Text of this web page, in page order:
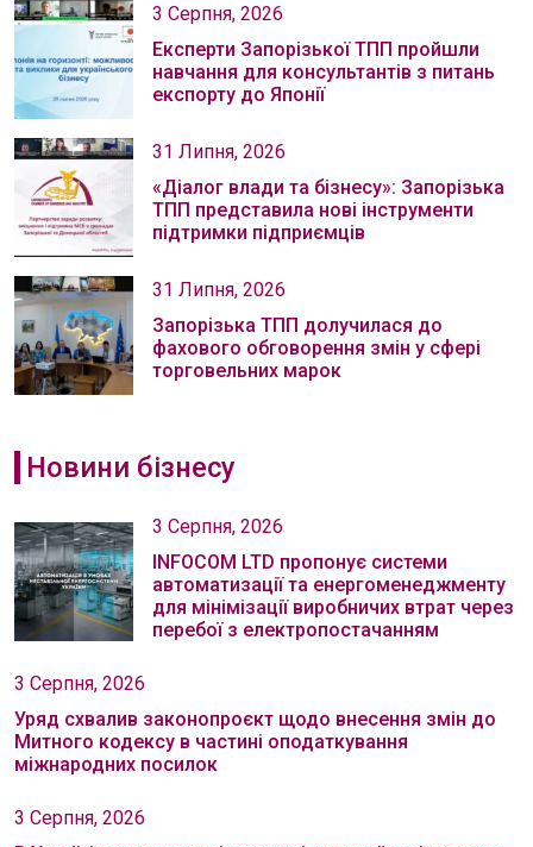
3 Серпня, 2026
Експерти Запорізької ТПП пройшли
навчання для консультантів з питань
експорту до Японії
31 Липня, 2026
«Діалог влади та бізнесу»: Запорізька
ТПП представила нові інструменти
підтримки підприємців
31 Липня, 2026
Запорізька ТПП долучилася до
фахового обговорення змін у сфері
торговельних марок
Новини бізнесу
3 Серпня, 2026
INFOCOM LTD пропонує системи
автоматизації та енергоменеджменту
для мінімізації виробничих втрат через
перебої з електропостачанням
3 Серпня, 2026
Уряд схвалив законопроєкт щодо внесення змін до
Митного кодексу в частині оподаткування
міжнародних посилок
3 Серпня, 2026